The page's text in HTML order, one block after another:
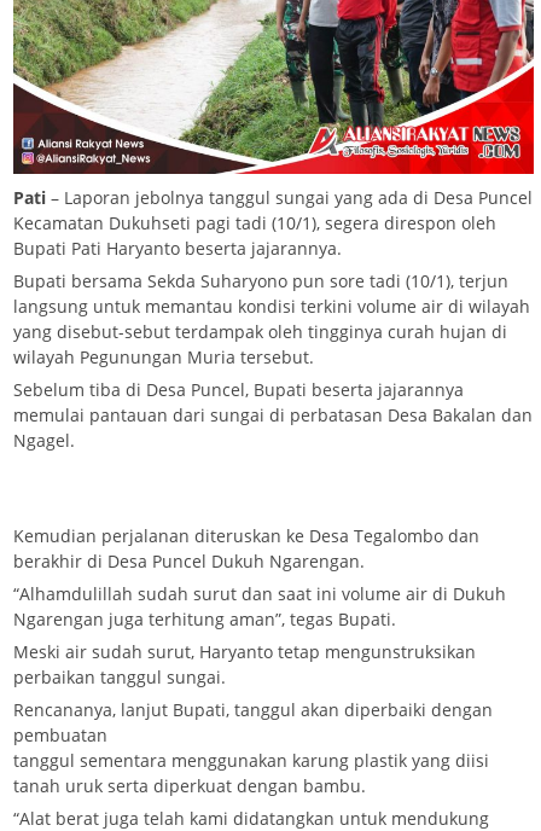
Pati – Laporan jebolnya tanggul sungai yang ada di Desa Puncel
Kecamatan Dukuhseti pagi tadi (10/1), segera direspon oleh
Bupati Pati Haryanto beserta jajarannya.
Bupati bersama Sekda Suharyono pun sore tadi (10/1), terjun
langsung untuk memantau kondisi terkini volume air di wilayah
yang disebut-sebut terdampak oleh tingginya curah hujan di
wilayah Pegunungan Muria tersebut.
Sebelum tiba di Desa Puncel, Bupati beserta jajarannya
memulai pantauan dari sungai di perbatasan Desa Bakalan dan
Ngagel.
Kemudian perjalanan diteruskan ke Desa Tegalombo dan
berakhir di Desa Puncel Dukuh Ngarengan.
“Alhamdulillah sudah surut dan saat ini volume air di Dukuh
Ngarengan juga terhitung aman”, tegas Bupati.
Meski air sudah surut, Haryanto tetap mengunstruksikan
perbaikan tanggul sungai.
Rencananya, lanjut Bupati, tanggul akan diperbaiki dengan
pembuatan
tanggul sementara menggunakan karung plastik yang diisi
tanah uruk serta diperkuat dengan bambu.
“Alat berat juga telah kami didatangkan untuk mendukung